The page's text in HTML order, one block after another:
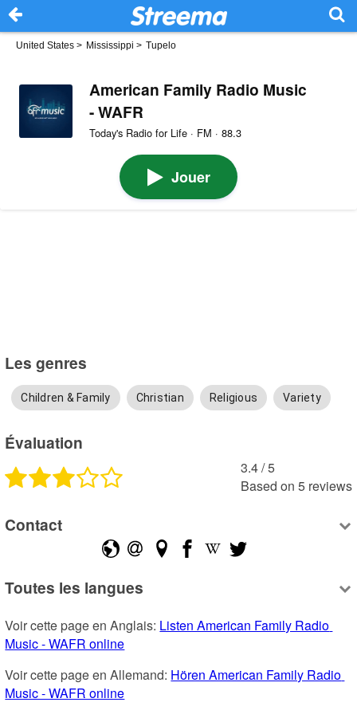
United States > Mississippi > Tupelo
American Family Radio Music
- WAFR
Today's Radio for Life · FM · 88.3
Jouer
Les genres
Children & Family Christian Religious Variety
Évaluation
3.4 /5
Based on 5 reviews
Contact
Toutes les langues
Voir cette page en Anglais: Listen American Family Radio
Music - WAFR online
Voir cette page en Allemand: Hören American Family Radio
Music - WAFR online